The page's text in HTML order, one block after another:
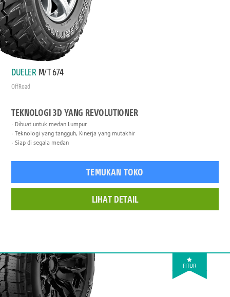
DUELER M/T 674
Off Road
TEKNOLOGI 3D YANG REVOLUTIONER
Dibuat untuk medan Lumpur
Teknologi yang tangguh, Kinerja yang mutakhir
Siap di segala medan
TEMUKAN TOKO
LIHAT DETAIL
FITUR